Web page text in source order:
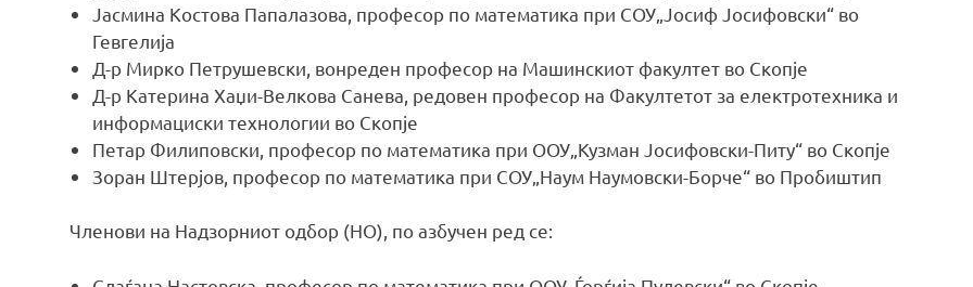
Јасмина Костова Папалазова, професор по математика при СОУ„Јосиф Јосифовски“ во
Гевгелија
Д-р Мирко Петрушевски, вонреден професор на Машинскиот факултет во Скопје
Д-р Катерина Хаџи-Велкова Санева, редовен професор на Факултетот за електротехника и
информациски технологии во Скопје
Петар Филиповски, професор по математика при ООУ„Кузман Јосифовски-Питу“ во Скопје
Зоран Штерјов, професор по математика при СОУ„Наум Наумовски-Борче“ во Пробиштип
Членови на Надзорниот одбор (НО), по азбучен ред се: